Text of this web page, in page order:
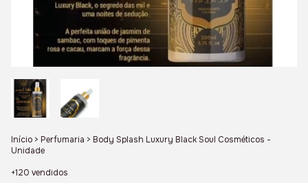
Início > Perfumaria > Body Splash Luxury Black Soul Cosméticos -
Unidade
+120 vendidos